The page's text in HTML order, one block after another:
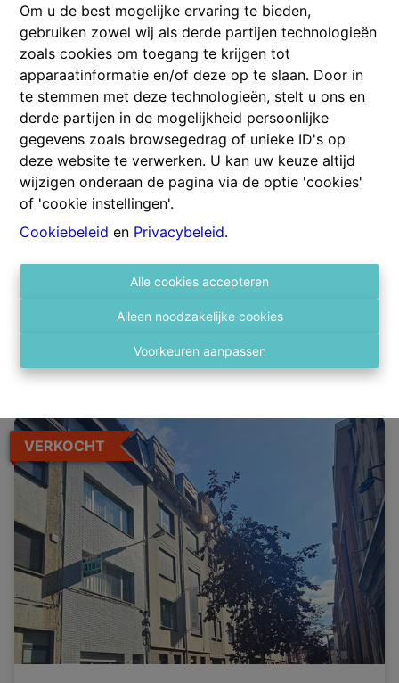
Om u de best mogelijke ervaring te bieden,
gebruiken zowel wij als derde partijen technologieën
zoals cookies om toegang te krijgen tot
apparaatinformatie en/of deze op te slaan. Door in
te stemmen met deze technologieën, stelt u ons en
derde partijen in de mogelijkheid persoonlijke
gegevens zoals browsegedrag of unieke ID's op
deze website te verwerken. U kan uw keuze altijd
wijzigen onderaan de pagina via de optie 'cookies'
of 'cookie instellingen'.
Cookiebeleid en Privacybeleid.
Alle cookies accepteren
Alleen noodzakelijke cookies
Voorkeuren aanpassen
Zeer ruim appartement !!!
2140 Antwerpen | Ref: 2190
2 1 140 m²
VERKOCHT